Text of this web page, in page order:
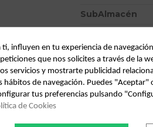
SubAlmacén
ID: 434231
Fecha disponible:
ti, influyen en tu experiencia de
que nos solicites a través de la
servicios y mostrarte publicidad
hábitos de navegación. Puedes "Aceptar"
tus preferencias pulsando
de Cookies